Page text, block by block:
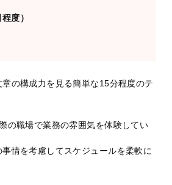
度）
の構成力を見る簡単な15分程度のテ
の職場で業務の雰囲気を体験してい
情を考慮してスケジュールを柔軟に